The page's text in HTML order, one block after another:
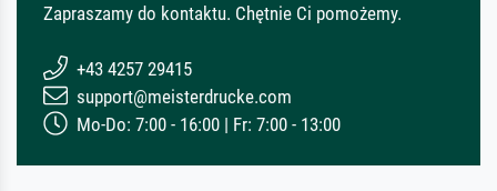
Zapraszamy do kontaktu. Chętnie Ci pomożemy.
+43 4257 29415
support@meisterdrucke.com
Mo-Do: 7:00 - 16:00 | Fr: 7:00 - 13:00